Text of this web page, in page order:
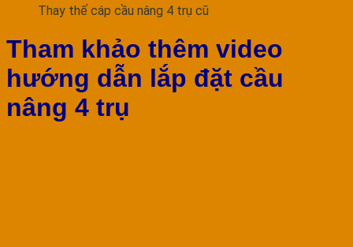
Thay thế cáp cầu nâng 4 trụ cũ
Tham khảo thêm video
hướng dẫn lắp đặt cầu
nâng 4 trụ